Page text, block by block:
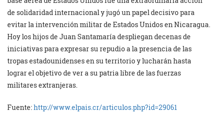
de solidaridad internacional y jugó un papel decisivo para
evitar la intervención militar de Estados Unidos en Nicaragua.
Hoy los hijos de Juan Santamaría despliegan decenas de
iniciativas para expresar su repudio a la presencia de las
tropas estadounidenses en su territorio y lucharán hasta
lograr el objetivo de ver a su patria libre de las fuerzas
militares extranjeras.
Fuente:http://www.elpais.cr/articulos.php?id=29061